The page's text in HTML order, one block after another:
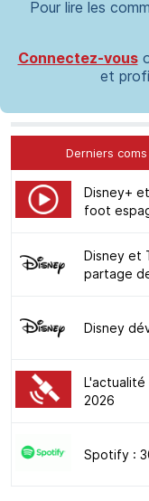
Pour lire les
Connectez-vous
et
Derniers coms
Disney+
foot
Disney et
partage
Disney
2026
Spotify :